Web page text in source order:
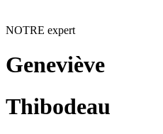
NOTRE expert
Geneviève
Thibodeau